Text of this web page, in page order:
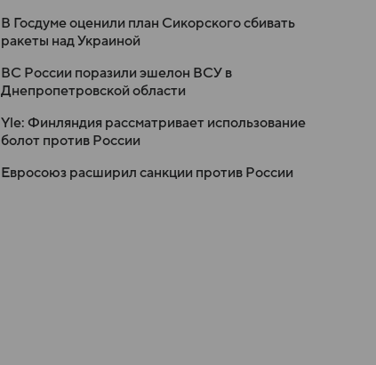
В Госдуме оценили план Сикорского сбивать
ракеты над Украиной
ВС России поразили эшелон ВСУ в
Днепропетровской области
Yle: Финляндия рассматривает использование
болот против России
Евросоюз расширил санкции против России